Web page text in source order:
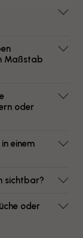
Maßstab
oder
einem
sichtbar?
oder